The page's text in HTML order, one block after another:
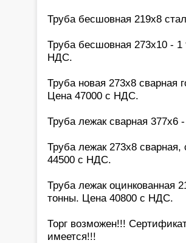
Труба бесшовная 219х8
Труба бесшовная 273х10 -
НДС.
Труба новая 273х8 сварная
Цена 47000 с НДС.
Труба лежак сварная
Труба лежак 273х8
44500 с НДС.
Труба лежак оцинкованная
тонны. Цена 40800 с НДС.
Торг возможен!!!
имеется!!!